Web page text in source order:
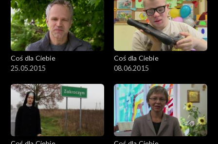
Coś dla Ciebie
25.05.2015
Coś dla Ciebie
08.06.2015